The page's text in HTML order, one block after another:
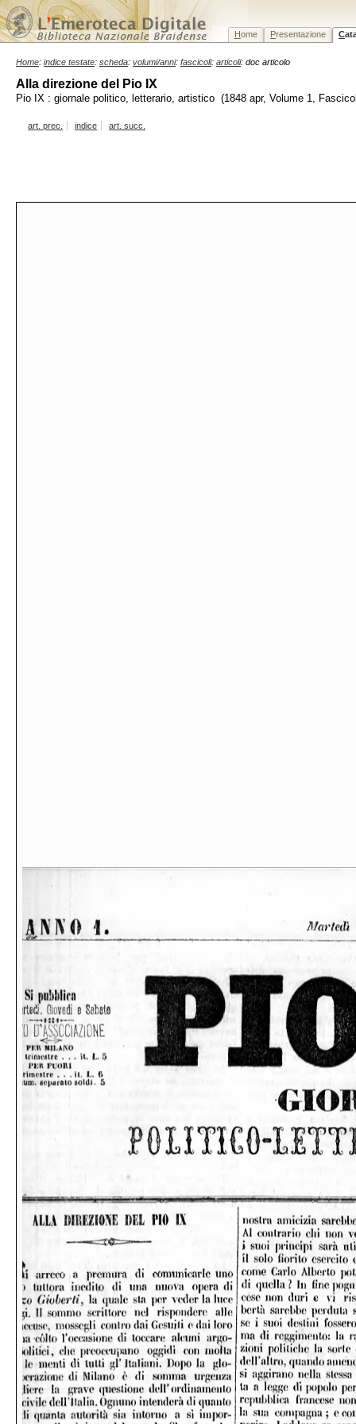
Home Presentazione C
Home: indice testate: scheda: volumi/anni: fascicoli: articoli: doc articolo
Alla direzione del Pio IX
Pio IX : giornale politico, letterario, artistico (1848 apr, Volume 1,
art. prec. indice art. succ.